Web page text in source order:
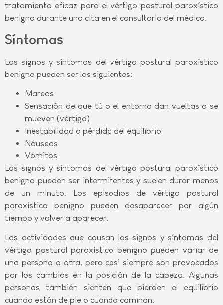
tratamiento eficaz para el vértigo postural paroxístico
benigno durante una cita en el consultorio del médico.
Síntomas
Los signos y síntomas del vértigo postural paroxístico
benigno pueden ser los siguientes:
Mareos
Sensación de que tú o el entorno dan vueltas o se
mueven (vértigo)
Inestabilidad o pérdida del equilibrio
Náuseas
Vómitos
Los signos y síntomas del vértigo postural paroxístico
benigno pueden ser intermitentes y suelen durar menos
de un minuto. Los episodios de vértigo postural
paroxístico benigno pueden desaparecer por algún
tiempo y volver a aparecer.
Las actividades que causan los signos y síntomas del
vértigo postural paroxístico benigno pueden variar de
una persona a otra, pero casi siempre son provocados
por los cambios en la posición de la cabeza. Algunas
personas también sienten que pierden el equilibrio
cuando están de pie o cuando caminan.